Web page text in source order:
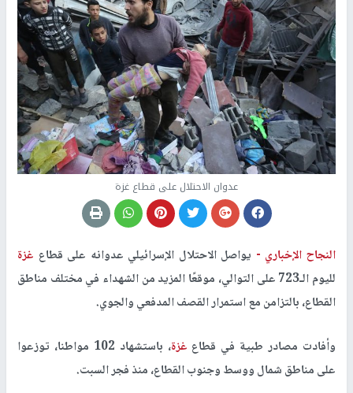
عدوان الاحتلال على قطاع غزة
النجاح الإخباري - يواصل الاحتلال الإسرائيلي عدوانه على قطاع غزة
لليوم الـ723 على التوالي، موقعًا المزيد من الشهداء في مختلف مناطق
القطاع، بالتزامن مع استمرار القصف المدفعي والجوي.
وأفادت مصادر طبية في قطاع غزة
، باستشهاد 102 مواطنا، توزعوا
على مناطق شمال ووسط وجنوب القطاع، منذ فجر السبت.